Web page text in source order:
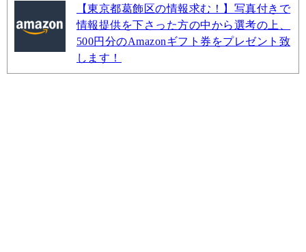
【東京都葛飾区の情報求む！】写真付きで
情報提供を下さった方の中から選考の上、
500円分のAmazonギフト券をプレゼント致
します！